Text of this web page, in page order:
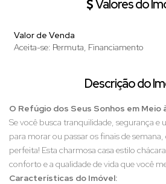
Valores do
Valor de Venda
Aceita-se: Permuta, Financiamento
Descrição do
O Refúgio dos Seus Sonhos em Meio
Se você busca tranquilidade, segurança
para morar ou passar os finais de
perfeita! Esta charmosa casa estilo
conforto e a qualidade de vida que você
Características do Imóvel: